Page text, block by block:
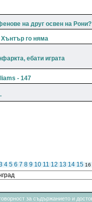
на друг освен на Рони?
го няма
ебати играта
- 147
4 5 6 7 8 9 10 11 12 13 14 15 16
за съдържанието и